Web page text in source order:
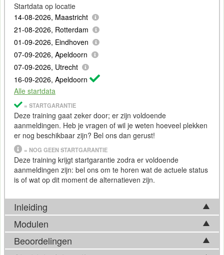
Startdata op locatie
14-08-2026, Maastricht
21-08-2026, Rotterdam
01-09-2026, Eindhoven
07-09-2026, Apeldoorn
07-09-2026, Utrecht
16-09-2026, Apeldoorn
Alle startdata
= STARTGARANTIE
Deze training gaat zeker door; er zijn voldoende
aanmeldingen. Heb je vragen of wil je weten hoeveel plekken
er nog beschikbaar zijn? Bel ons dan gerust!
= NOG GEEN STARTGARANTIE
Deze training krijgt startgarantie zodra er voldoende
aanmeldingen zijn: bel ons om te horen wat de actuele status
is of wat op dit moment de alternatieven zijn.
Inleiding
In deze training ontwikkel je praktische vaardigheden om
Exceldoelgericht in te zetten voor je dagelijkse
werkzaamheden. Je leert gegevens invoeren, bewerken en
Modulen
Tijdens de Training
Beoordelingen